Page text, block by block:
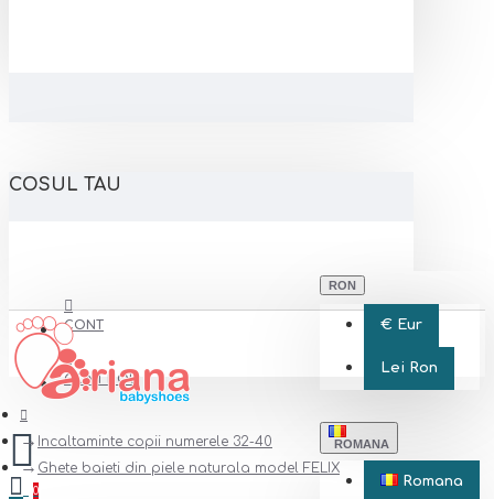
COSUL TAU
CONT
CONT NOU
RON
€ Eur
Lei Ron
ROMANA
Romana
0
Incaltaminte copii numerele 32-40
Ghete baieti din piele naturala model FELIX